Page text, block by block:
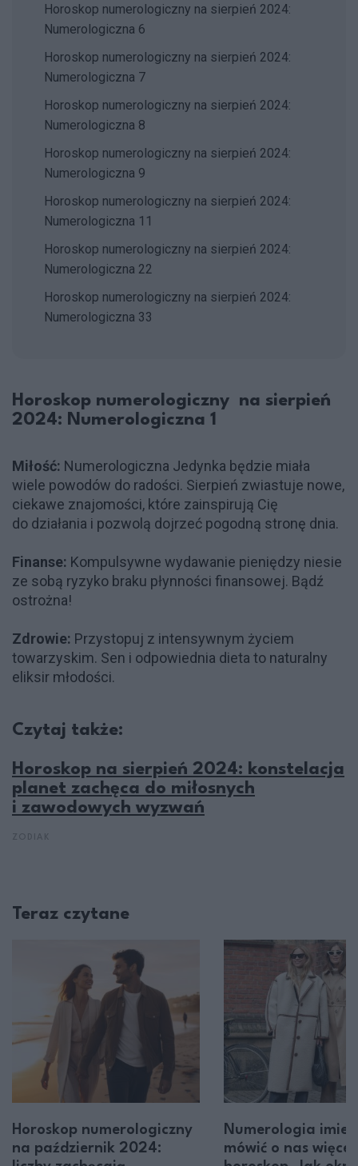
Horoskop numerologiczny na sierpień 2024:
Numerologiczna 6
Horoskop numerologiczny na sierpień 2024:
Numerologiczna 7
Horoskop numerologiczny na sierpień 2024:
Numerologiczna 8
Horoskop numerologiczny na sierpień 2024:
Numerologiczna 9
Horoskop numerologiczny na sierpień 2024:
Numerologiczna 11
Horoskop numerologiczny na sierpień 2024:
Numerologiczna 22
Horoskop numerologiczny na sierpień 2024:
Numerologiczna 33
Horoskop numerologiczny na sierpień
2024: Numerologiczna 1
Miłość: Numerologiczna Jedynka będzie miała
wiele powodów do radości. Sierpień zwiastuje nowe,
ciekawe znajomości, które zainspirują Cię
do działania i pozwolą dojrzeć pogodną stronę dnia.
Finanse: Kompulsywne wydawanie pieniędzy niesie
ze sobą ryzyko braku płynności finansowej. Bądź
ostrożna!
Zdrowie: Przystopuj z intensywnym życiem
towarzyskim. Sen i odpowiednia dieta to naturalny
eliksir młodości.
Czytaj także:
Horoskop na sierpień 2024: konstelacja
planet zachęca do miłosnych
i zawodowych wyzwań
Teraz czytane
Horoskop numerologiczny
na październik 2024:
Numerologia
mówić o nas więcej